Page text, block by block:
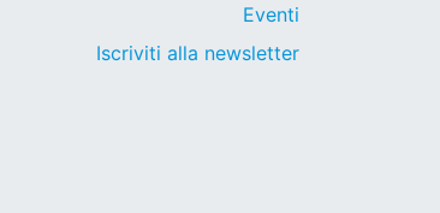
Eventi
Iscriviti alla newsletter